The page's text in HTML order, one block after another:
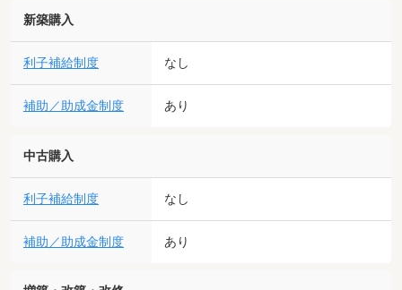
新築購入
利子補給制度 なし
補助／助成金制度 あり
中古購入
利子補給制度 なし
補助／助成金制度 あり